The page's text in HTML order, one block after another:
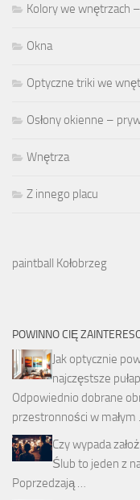
Kolory we wnętrzach
Okna
Optyczne triki we
Osłony okienne –
Wnętrza
Z innego placu
paintball Kołobrzeg
POWINNO CIĘ
Jak optycznie
najczęstsze
Odpowiednio dobrane
przestronności w małym
Czy wypada
Ślub to jeden z
Poprzedzają …